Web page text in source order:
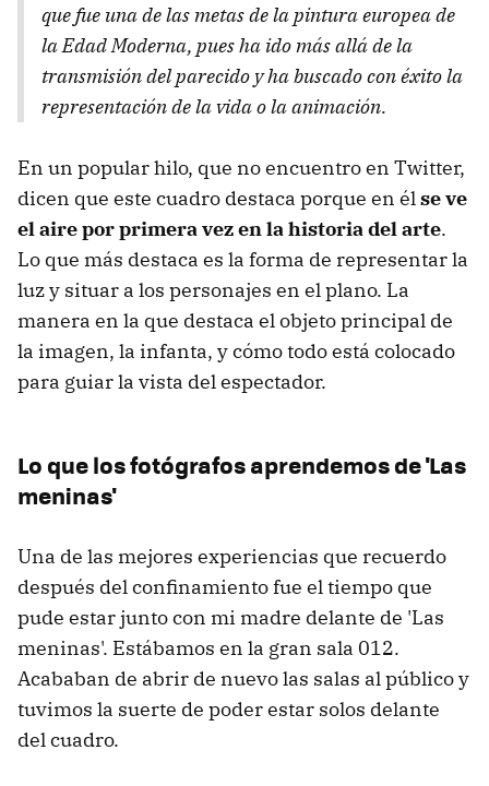
que fue una de las metas de la pintura europea de
la Edad Moderna, pues ha ido más allá de la
transmisión del parecido y ha buscado con éxito la
representación de la vida o la animación.
En un popular hilo, que no encuentro en Twitter,
dicen que este cuadro destaca porque en él se ve
el aire por primera vez en la historia del arte.
Lo que más destaca es la forma de representar la
luz y situar a los personajes en el plano. La
manera en la que destaca el objeto principal de
la imagen, la infanta, y cómo todo está colocado
para guiar la vista del espectador.
Lo que los fotógrafos aprendemos de 'Las
meninas'
Una de las mejores experiencias que recuerdo
después del confinamiento fue el tiempo que
pude estar junto con mi madre delante de 'Las
meninas'. Estábamos en la gran sala 012.
Acababan de abrir de nuevo las salas al público y
tuvimos la suerte de poder estar solos delante
del cuadro.